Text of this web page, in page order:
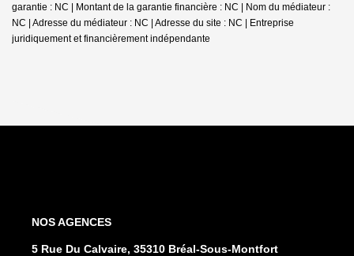
garantie : NC | Montant de la garantie financière : NC | Nom du médiateur :
NC | Adresse du médiateur : NC | Adresse du site : NC | Entreprise
juridiquement et financièrement indépendante
NOS AGENCES
5 Rue Du Calvaire, 35310 Bréal-Sous-Montfort